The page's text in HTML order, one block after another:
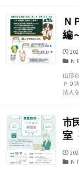
Ｎ
編
公
開
カ
ゴ
リ
ー
Ｎ
山形
ＰＯ
法人
市
室
公
開
カ
Ｎ